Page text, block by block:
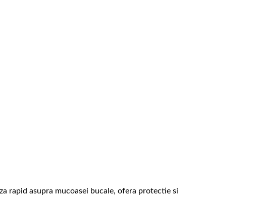
rapid asupra mucoasei bucale, ofera protectie si